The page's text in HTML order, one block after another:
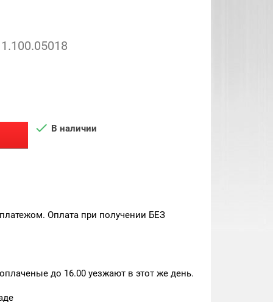
1.100.05018
 В наличии
Оплата при получении БЕЗ
до 16.00 уезжают в этот же день.